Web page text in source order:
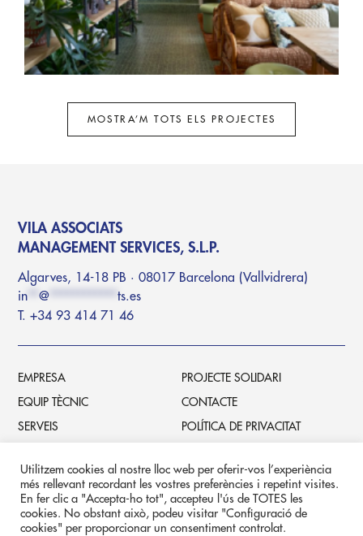
MOSTRA’M TOTS ELS PROJECTES
VILA ASSOCIATS
MANAGEMENT SERVICES, S.L.P.
Algarves, 14-18 PB · 08017 Barcelona (Vallvidrera)
in **@ ************ts.es
T. +34 93 414 71 46
EMPRESA
EQUIP TÈCNIC
SERVEIS
PROJECTE SOLIDARI
CONTACTE
POLÍTICA DE PRIVACITAT
VASS-INT, S.L.U. Filial internacional
Utilitzem cookies al nostre lloc web per oferir-vos l’experiència
més rellevant recordant les vostres preferències i repetint visites.
En fer clic a "Accepta-ho tot", accepteu l'ús de TOTES les
cookies. No obstant això, podeu visitar "Configuració de
cookies" per proporcionar un consentiment controlat.